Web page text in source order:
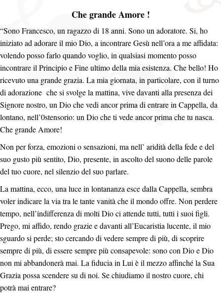
Che grande Amore !
“Sono Francesco, un ragazzo di 18 anni. Sono un adoratore. Si, ho
iniziato ad adorare il mio Dio, a incontrare Gesù nell’ora a me affidata:
volendo posso farlo quando voglio, in qualsiasi momento posso
incontrare il Principio e Fine ultimo della mia esistenza. Che bello! Ho
ricevuto una grande grazia. La mia giornata, in particolare, con il turno
di adorazione che si svolge la mattina, vive davanti alla presenza dei
Signore nostro, un Dio che vedi ancor prima di entrare in Cappella, da
lontano, nell’0stensorio: un Dio che ti vede ancor prima che tu nasca.
Che grande Amore!
Non per forza, emozioni o sensazioni, ma nell’ aridità della fede e del
suo gusto più sentito, Dio, presente, in ascolto del suono delle parole
del tuo cuore, nel silenzio del suo parlare.
La mattina, ecco, una luce in lontananza esce dalla Cappella, sembra
voler indicare la via tra le tante vanità che il mondo offre. Non perdere
tempo, nell’indifferenza di molti Dio ci attende tutti, tutti i suoi figli.
Prego, mi affido, rendo grazie e davanti all’Eucaristia lucente, il mio
sguardo si perde; sto cercando di vedere sempre di più, di scoprire
sempre di più, di essere sempre più consapevole: sono con Dio e Dio
non mi abbandonerà mai. La fiducia in Lui è il mezzo affinché la Sua
Grazia possa scendere su di noi. Se chiudiamo il nostro cuore, chi
potrà mai entrare?